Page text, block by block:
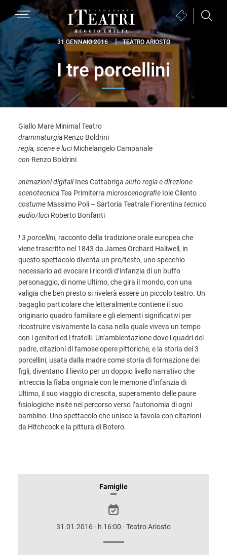
Passa
alla
navigazione
primaria
Passa
al
contenuto
principale
Passa
al
piè
pagina
MENU
Fondazione
I
Teatri
Reggio
Emilia
Biglietteria
apre
in
una
finestra)
31 GENNAIO 2016 TEATRO ARIOSTO
I tre porcellini
Giallo Mare Minimal Teatro
drammaturgia Renzo Boldrini
regia, scene e luciMichelangelo Campanale
con Renzo Boldrini
animazioni digitaliInes Cattabriga aiuto regia e direzione
scenotecnicaTea Primiterra microscenografie Iole Cilento
costume Massimo Poli – Sartoria Teatrale Fiorentina tecnico
audio/luciRoberto Bonfanti
I 3 porcellini, racconto della tradizione orale europea che
viene trascritto nel 1843 da James Orchard Haliwell, in
questo spettacolo diventa un pre/testo, uno specchio
necessario ad evocare i ricordi d’infanzia di un buffo
personaggio, di nome Ultimo, che gira il mondo, con una
valigia che ben presto si rivelerà essere un piccolo teatro. Un
bagaglio particolare che letteralmente contiene il suo
originario quadro familiare e gli elementi significativi per
ricostruire visivamente la casa nella quale viveva un tempo
con i genitori ed i fratelli. Un’ambientazione dove i quadri del
padre, citazioni di famose opere pittoriche, e la storia dei 3
porcellini, usata dalla madre come storia di formazione dei
figli, diventano il lievito per un doppio livello narrativo che
intreccia la fiaba originale con le memorie d’infanzia di
Ultimo, il suo viaggio di crescita, superamento delle paure
fisiologiche insite nel percorso verso l’autonomia di ogni
bambino. Uno spettacolo che unisce la favola con citazioni
da Hitchcock e la pittura di Botero.
INFORMAZIONIFamiglie
31.01.2016 - h 16:00 - Teatro Ariosto